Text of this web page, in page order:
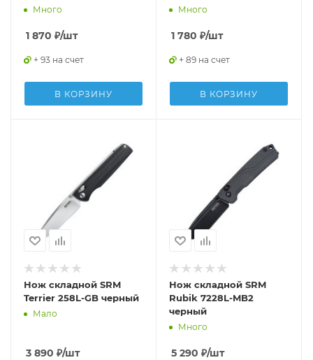
Много
1 870 ₽/шт
+ 93 на счет
В КОРЗИНУ
Много
1 780 ₽/шт
+ 89 на счет
В КОРЗИНУ
Нож складной SRM
Terrier 258L-GB черный
Мало
3 890 ₽/шт
Нож складной SRM
Rubik 7228L-MB2
черный
Много
5 290 ₽/шт